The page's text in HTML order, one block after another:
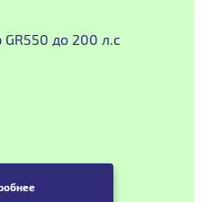
GR550 до 200 л.с